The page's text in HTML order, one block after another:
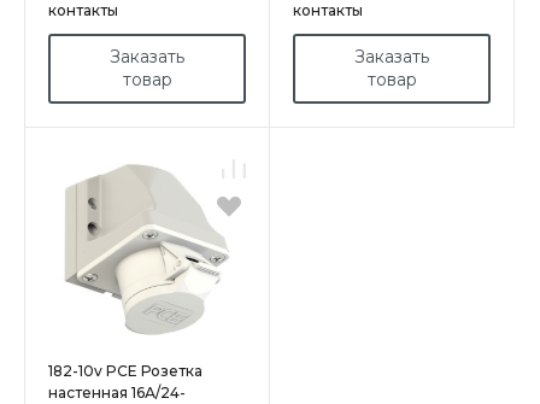
контакты
Заказать
товар
контакты
Заказать
товар
182-10v PCE Розетка
настенная 16А/24-